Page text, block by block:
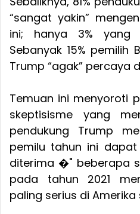
“sangat yakin”
ini; hanya 3% yang
Sebanyak 15% pemilih
Trump “agak” percaya
Temuan ini menyoroti
skeptisisme yang
pendukung Trump
pemilu tahun ini
diterima �" beberapa
pada tahun 2021
paling serius di